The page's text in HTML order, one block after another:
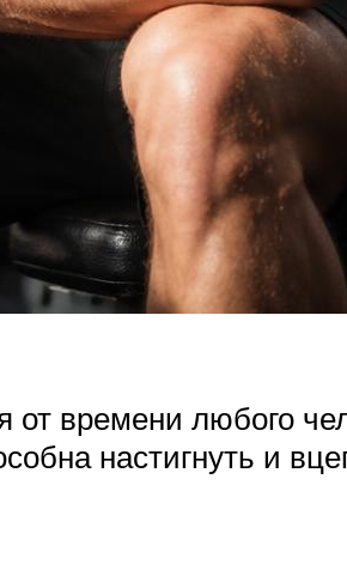
от времени любого
настигнуть и